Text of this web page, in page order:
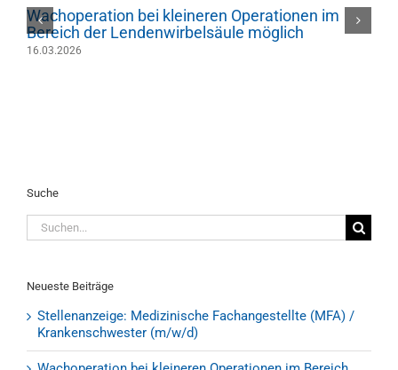
Wachoperation bei kleineren Operationen im
Bereich der Lendenwirbelsäule möglich
16.03.2026
Suche
Suche
nach:
Neueste Beiträge
Stellenanzeige: Medizinische Fachangestellte (MFA) /
Krankenschwester (m/w/d)